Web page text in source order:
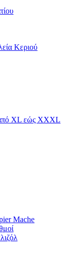
Κεριού
XL εώς XXXL
Mache